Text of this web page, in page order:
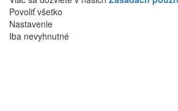
Povoliť všetko
Nastavenie
Iba nevyhnutné